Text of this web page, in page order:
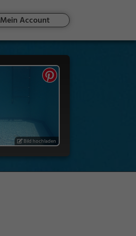
Mein Account
Bild hochladen